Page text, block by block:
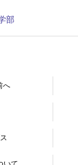
部
へ